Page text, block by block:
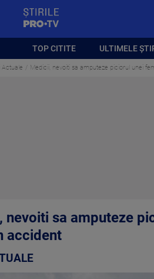
TOP CITITE ULTIMELE
Actuale Medicii, nevoiti sa amputeze piciorul unei
nevoiti sa amputeze
accident